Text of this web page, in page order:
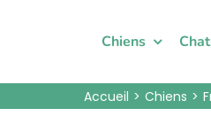
Chiens
Accueil Chiens